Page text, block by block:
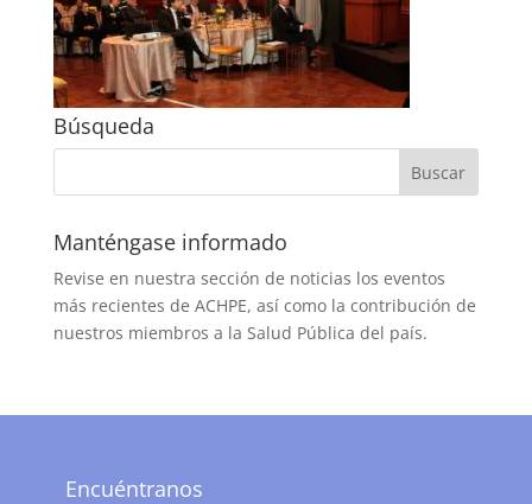
Búsqueda
Manténgase informado
Revise en nuestra sección de noticias los eventos
más recientes de ACHPE, así como la contribución de
nuestros miembros a la Salud Pública del país.
Encuéntranos